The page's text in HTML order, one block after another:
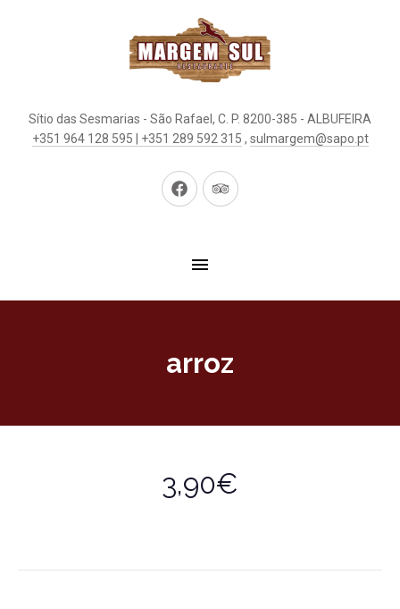
Sítio das Sesmarias - São Rafael, C. P. 8200-385 - ALBUFEIRA
+351 964 128 595 | +351 289 592 315 , sulmargem@sapo.pt
New
New
arroz
3,90€